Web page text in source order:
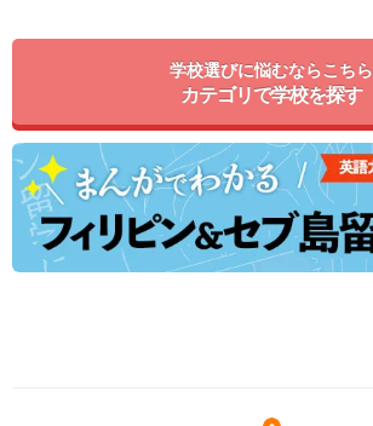
学校選びに悩むならこちら
カテゴリで学校を探す